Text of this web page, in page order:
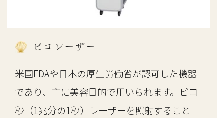
ピコレーザー
米国FDAや日本の厚生労働省が認可した機器
であり、主に美容目的で用いられます。ピコ
秒（1兆分の1秒）レーザーを照射すること